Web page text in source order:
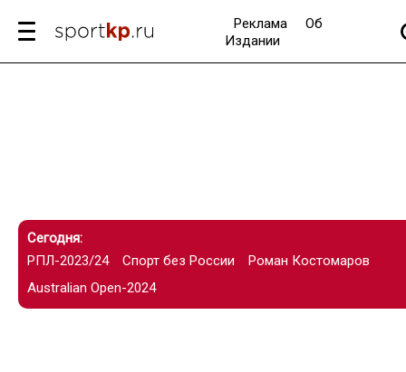
Реклама
Об
Издании
Сегодня:
РПЛ-2023/24
Спорт без России
Роман Костомаров
Australian Open-2024